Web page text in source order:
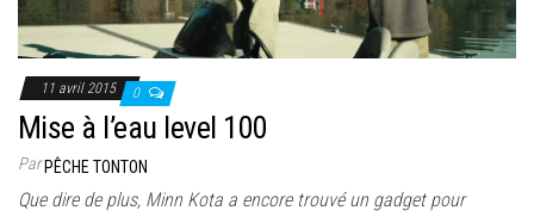
11 avril 2015 0
Mise à l’eau level 100
ParPÊCHE TONTON
Que dire de plus, Minn Kota a encore trouvé un gadget pour